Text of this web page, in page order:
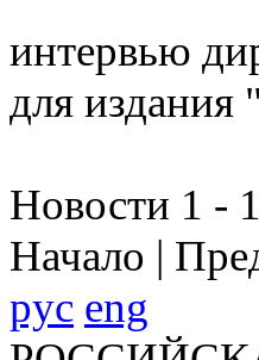
интервью
для издания
Новости 1 -
Начало |
рус eng